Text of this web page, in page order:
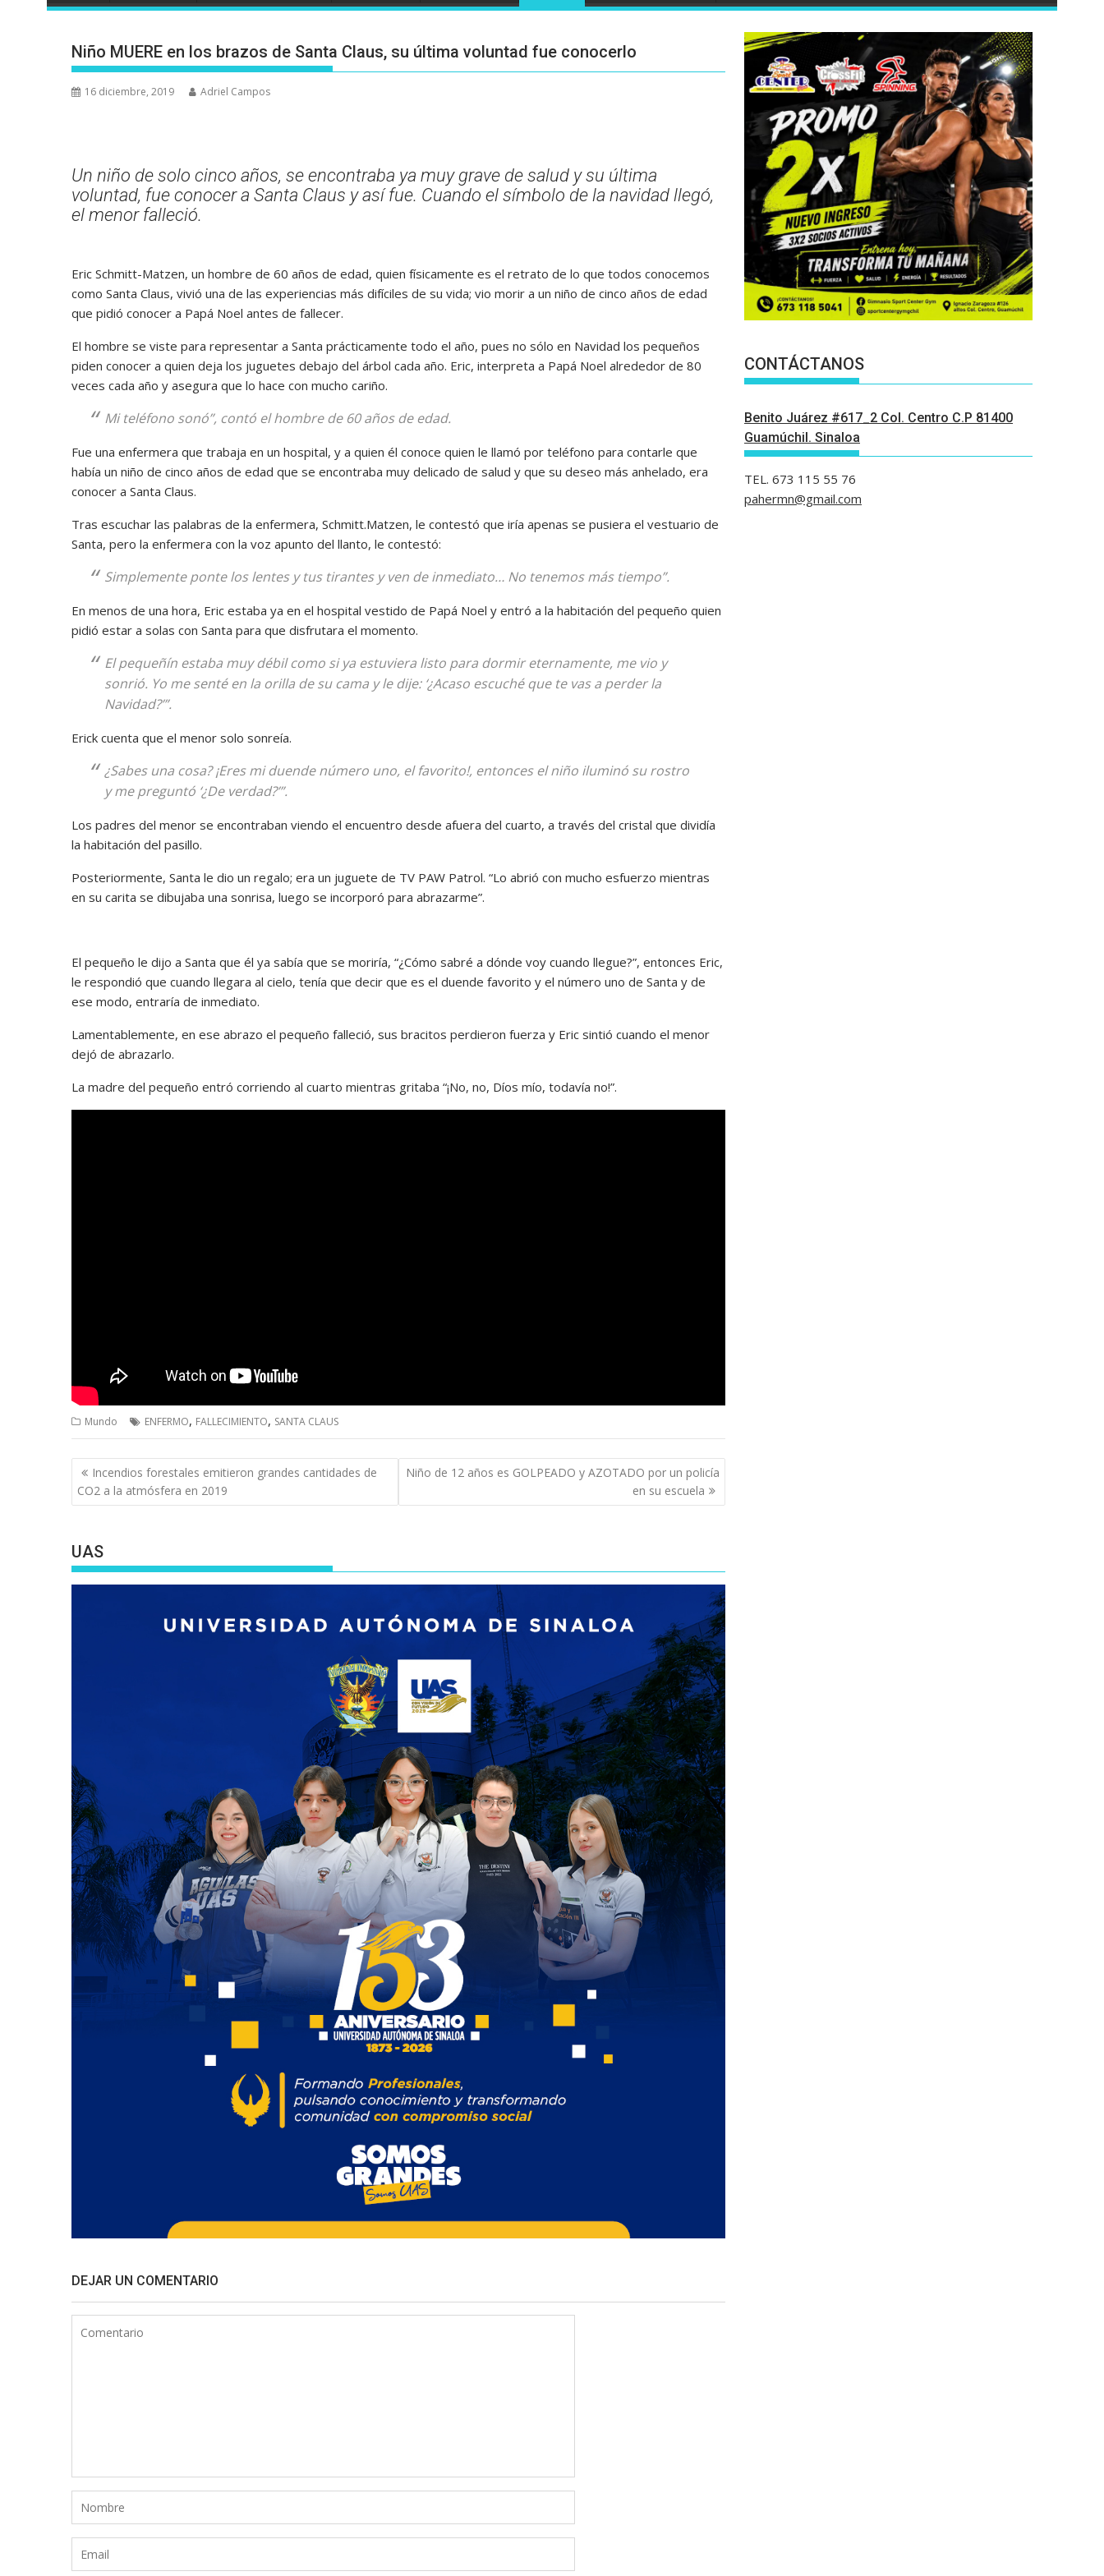
Niño MUERE en los brazos de Santa Claus, su última voluntad fue conocerlo
16 diciembre, 2019 Adriel Campos
Un niño de solo cinco años, se encontraba ya muy grave de salud y su última
voluntad, fue conocer a Santa Claus y así fue. Cuando el símbolo de la navidad llegó,
el menor falleció.
Eric Schmitt-Matzen, un hombre de 60 años de edad, quien físicamente es el retrato de lo que todos conocemos
como Santa Claus, vivió una de las experiencias más difíciles de su vida; vio morir a un niño de cinco años de edad
que pidió conocer a Papá Noel antes de fallecer.
El hombre se viste para representar a Santa prácticamente todo el año, pues no sólo en Navidad los pequeños
piden conocer a quien deja los juguetes debajo del árbol cada año. Eric, interpreta a Papá Noel alrededor de 80
veces cada año y asegura que lo hace con mucho cariño.
Mi teléfono sonó”, contó el hombre de 60 años de edad.
Fue una enfermera que trabaja en un hospital, y a quien él conoce quien le llamó por teléfono para contarle que
había un niño de cinco años de edad que se encontraba muy delicado de salud y que su deseo más anhelado, era
conocer a Santa Claus.
Tras escuchar las palabras de la enfermera, Schmitt.Matzen, le contestó que iría apenas se pusiera el vestuario de
Santa, pero la enfermera con la voz apunto del llanto, le contestó:
Simplemente ponte los lentes y tus tirantes y ven de inmediato… No tenemos más tiempo”.
En menos de una hora, Eric estaba ya en el hospital vestido de Papá Noel y entró a la habitación del pequeño quien
pidió estar a solas con Santa para que disfrutara el momento.
El pequeñín estaba muy débil como si ya estuviera listo para dormir eternamente, me vio y
sonrió. Yo me senté en la orilla de su cama y le dije: ‘¿Acaso escuché que te vas a perder la
Navidad?’”.
Erick cuenta que el menor solo sonreía.
¿Sabes una cosa? ¡Eres mi duende número uno, el favorito!, entonces el niño iluminó su rostro
y me preguntó ‘¿De verdad?’”.
Los padres del menor se encontraban viendo el encuentro desde afuera del cuarto, a través del cristal que dividía
la habitación del pasillo.
Posteriormente, Santa le dio un regalo; era un juguete de TV PAW Patrol. “Lo abrió con mucho esfuerzo mientras
en su carita se dibujaba una sonrisa, luego se incorporó para abrazarme”.
El pequeño le dijo a Santa que él ya sabía que se moriría, “¿Cómo sabré a dónde voy cuando llegue?”, entonces Eric,
le respondió que cuando llegara al cielo, tenía que decir que es el duende favorito y el número uno de Santa y de
ese modo, entraría de inmediato.
Lamentablemente, en ese abrazo el pequeño falleció, sus bracitos perdieron fuerza y Eric sintió cuando el menor
dejó de abrazarlo.
La madre del pequeño entró corriendo al cuarto mientras gritaba “¡No, no, Díos mío, todavía no!”.
Mundo ENFERMO, FALLECIMIENTO, SANTA CLAUS
Navegación
de
entradas
Incendios forestales emitieron grandes cantidades de
CO2 a la atmósfera en 2019
Niño de 12 años es GOLPEADO y AZOTADO por un policía
en su escuela
UAS
DEJAR UN COMENTARIO
CONTÁCTANOS
Benito Juárez #617_2 Col. Centro C.P 81400
Guamúchil. Sinaloa
TEL. 673 115 55 76
pahermn@gmail.com